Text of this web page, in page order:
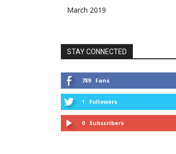
March 2019
STAY CONNECTED
789 Fans
1 Followers
0 Subscribers